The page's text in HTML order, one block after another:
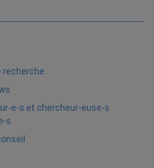
recherche
e-s et chercheur-euse-s
s